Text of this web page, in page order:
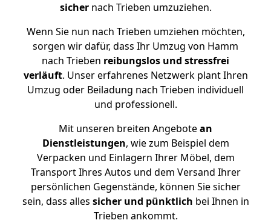
sichernach Trieben umzuziehen.
Wenn Sie nun nach Trieben umziehen möchten,
sorgen wir dafür, dass Ihr Umzug von Hamm
nach Trieben reibungslos und stressfrei
verläuft. Unser erfahrenes Netzwerk plant Ihren
Umzug oder Beiladung nach Trieben individuell
und professionell.
Mit unseren breiten Angebotean
Dienstleistungen, wie zum Beispiel dem
Verpacken und Einlagern Ihrer Möbel, dem
Transport Ihres Autos und dem Versand Ihrer
persönlichen Gegenstände, können Sie sicher
sein, dass alles sicher und pünktlich bei Ihnen in
Trieben ankommt.